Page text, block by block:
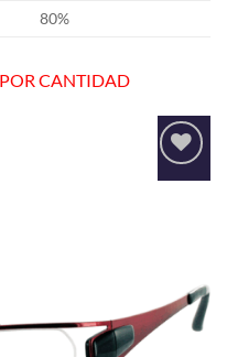
80%
CANTIDAD
Añadir